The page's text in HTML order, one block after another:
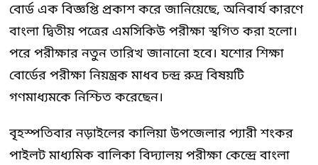
বোর্ড এক বিজ্ঞপ্তি প্রকাশ করে জানিয়েছে, অনিবার্য কারণে
বাংলা দ্বিতীয় পত্রের এমসিকিউ পরীক্ষা স্থগিত করা হলো।
পরে পরীক্ষার নতুন তারিখ জানানো হবে। যশোর শিক্ষা
বোর্ডের পরীক্ষা নিয়ন্ত্রক মাধব চন্দ্র রুদ্র বিষয়টি
গণমাধ্যমকে নিশ্চিত করেছেন।
বৃহস্পতিবার নড়াইলের কালিয়া উপজেলার প্যারী শংকর
পাইলট মাধ্যমিক বালিকা বিদ্যালয় পরীক্ষা কেন্দ্রে বাংলা